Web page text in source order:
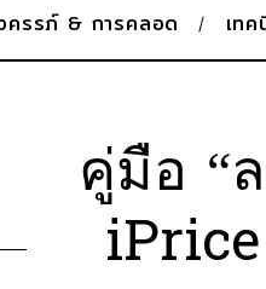
ครรภ์ & การคลอด เท
คู่มือ “